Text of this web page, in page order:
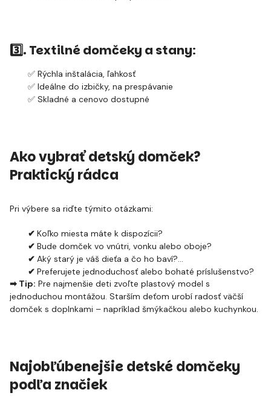
3️⃣. Textilné domčeky a stany:
✅ Rýchla inštalácia, ľahkosť
✅ Ideálne do izbičky, na prespávanie
✅ Skladné a cenovo dostupné
Ako vybrať detský domček?
Praktický rádca
Pri výbere sa riďte týmito otázkami:
✔ Koľko miesta máte k dispozícii?
✔ Bude domček vo vnútri, vonku alebo oboje?
✔ Aký starý je váš dieťa a čo ho baví?
✔ Preferujete jednoduchosť alebo bohaté príslušenstvo?
➡ Tip: Pre najmenšie deti zvoľte plastový model s
jednoduchou montážou. Starším deťom urobí radosť väčší
domček s doplnkami – napríklad šmýkačkou alebo kuchynkou.
Najobľúbenejšie detské domčeky
podľa značiek